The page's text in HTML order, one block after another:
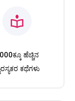
ಹೆಚ್ಚಿನ
ಕಥೆಗಳು